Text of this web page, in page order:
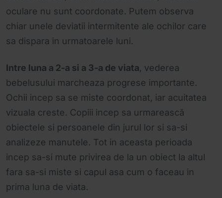
oculare nu sunt coordonate. Putem observa
chiar unele deviatii intermitente ale ochilor care
sa dispara in urmatoarele luni.
Intre luna a 2-a si a 3-a de viata, vederea
bebelusului marcheaza progrese importante.
Ochii incep sa se miste coordonat, iar acuitatea
vizuala creste. Copiii incep sa urmarească
obiectele si persoanele din jurul lor si sa-si
analizeze manutele. Tot in aceasta perioada
incep sa-si mute privirea de la un obiect la altul
fara sa-si miste si capul asa cum o faceau in
prima luna de viata.